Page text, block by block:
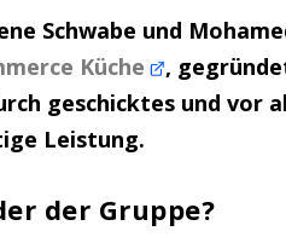
Schwabe und
Küche ‚
geschicktes und vor
Leistung.
der Gruppe?